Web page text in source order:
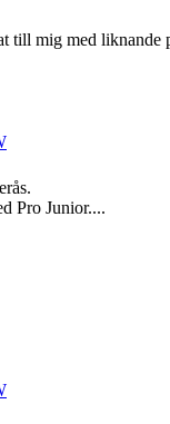
till mig med liknande
Pro Junior....